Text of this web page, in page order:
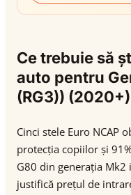
Ce trebuie să
auto pentru
(RG3)) (2020+)
Cinci stele Euro NCAP
protecția copiilor și
G80 din generația
justifică prețul de